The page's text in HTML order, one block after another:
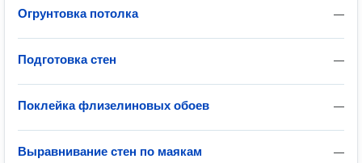
—
Огрунтовка потолка
—
Подготовка стен
—
Поклейка флизелиновых обоев
—
Выравнивание стен по маякам